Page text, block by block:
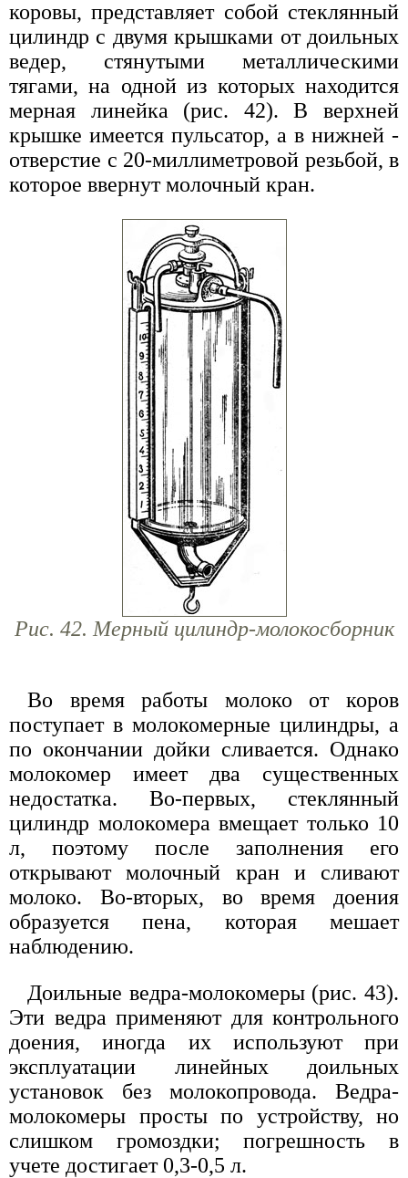
коровы, представляет собой стеклянный
цилиндр с двумя крышками от доильных
ведер, стянутыми металлическими
тягами, на одной из которых находится
мерная линейка (рис. 42). В верхней
крышке имеется пульсатор, а в нижней -
отверстие с 20-миллиметровой резьбой, в
которое ввернут молочный кран.
Рис. 42. Мерный цилиндр-молокосборник
Во время работы молоко от коров
поступает в молокомерные цилиндры, а
по окончании дойки сливается. Однако
молокомер имеет два существенных
недостатка. Во-первых, стеклянный
цилиндр молокомера вмещает только 10
л, поэтому после заполнения его
открывают молочный кран и сливают
молоко. Во-вторых, во время доения
образуется пена, которая мешает
наблюдению.
Доильные ведра-молокомеры (рис. 43).
Эти ведра применяют для контрольного
доения, иногда их используют при
эксплуатации линейных доильных
установок без молокопровода. Ведра-
молокомеры просты по устройству, но
слишком громоздки; погрешность в
учете достигает 0,3-0,5 л.